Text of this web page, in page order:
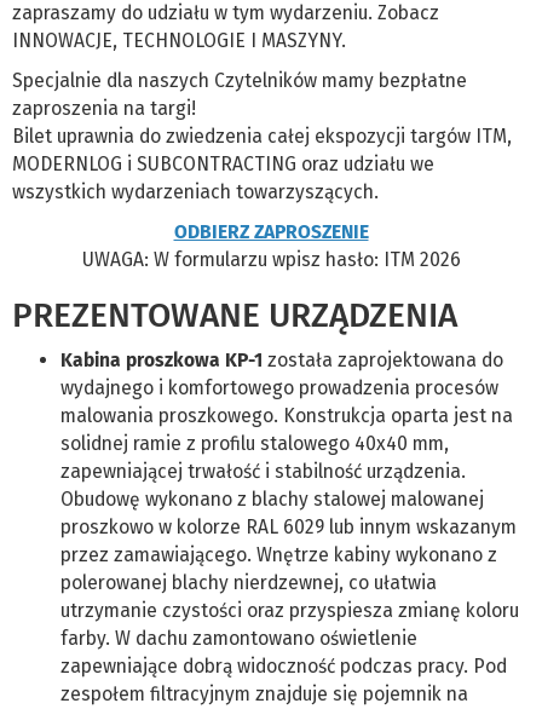
zapraszamy do udziału w tym wydarzeniu. Zobacz
INNOWACJE, TECHNOLOGIE I MASZYNY.
Specjalnie dla naszych Czytelników mamy bezpłatne
zaproszenia na targi!
Bilet uprawnia do zwiedzenia całej ekspozycji targów ITM,
MODERNLOG i SUBCONTRACTING oraz udziału we
wszystkich wydarzeniach towarzyszących.
ODBIERZ ZAPROSZENIE
UWAGA: W formularzu wpisz hasło: ITM 2026
PREZENTOWANE URZĄDZENIA
Kabina proszkowa KP-1 została zaprojektowana do
wydajnego i komfortowego prowadzenia procesów
malowania proszkowego. Konstrukcja oparta jest na
solidnej ramie z profilu stalowego 40x40 mm,
zapewniającej trwałość i stabilność urządzenia.
Obudowę wykonano z blachy stalowej malowanej
proszkowo w kolorze RAL 6029 lub innym wskazanym
przez zamawiającego. Wnętrze kabiny wykonano z
polerowanej blachy nierdzewnej, co ułatwia
utrzymanie czystości oraz przyspiesza zmianę koloru
farby. W dachu zamontowano oświetlenie
zapewniające dobrą widoczność podczas pracy. Pod
zespołem filtracyjnym znajduje się pojemnik na